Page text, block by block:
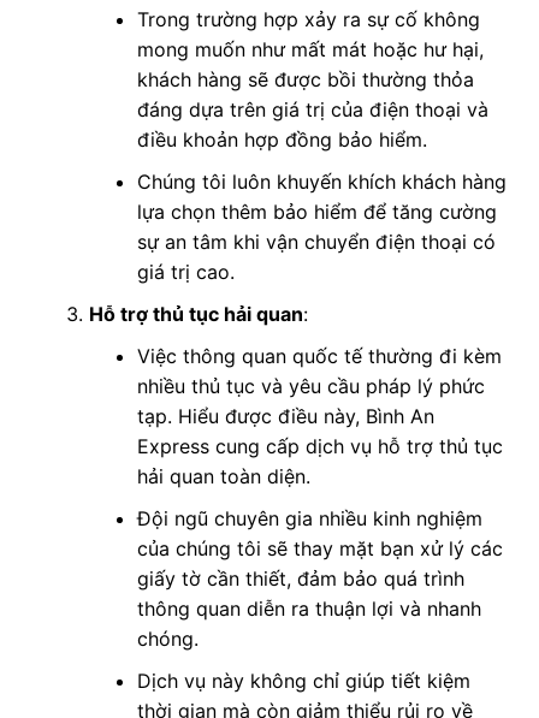
Trong trường hợp xảy ra sự cố không
mong muốn như mất mát hoặc hư hại,
khách hàng sẽ được bồi thường thỏa
đáng dựa trên giá trị của điện thoại và
điều khoản hợp đồng bảo hiểm.
Chúng tôi luôn khuyến khích khách hàng
lựa chọn thêm bảo hiểm để tăng cường
sự an tâm khi vận chuyển điện thoại có
giá trị cao.
Hỗ trợ thủ tục hải quan:
Việc thông quan quốc tế thường đi kèm
nhiều thủ tục và yêu cầu pháp lý phức
tạp. Hiểu được điều này, Bình An
Express cung cấp dịch vụ hỗ trợ thủ tục
hải quan toàn diện.
Đội ngũ chuyên gia nhiều kinh nghiệm
của chúng tôi sẽ thay mặt bạn xử lý các
giấy tờ cần thiết, đảm bảo quá trình
thông quan diễn ra thuận lợi và nhanh
chóng.
Dịch vụ này không chỉ giúp tiết kiệm
thời gian mà còn giảm thiểu rủi ro về